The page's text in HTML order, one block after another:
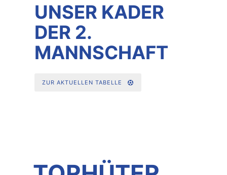
UNSER KADER
DER 2.
MANNSCHAFT
ZUR AKTUELLEN TABELLE